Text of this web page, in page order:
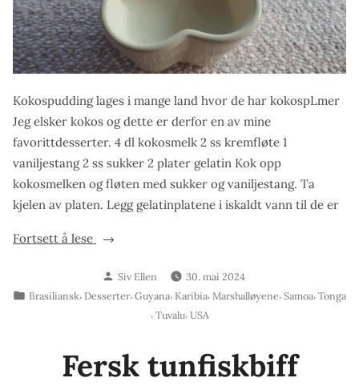
Kokospudding lages i mange land hvor de har kokospLmer
Jeg elsker kokos og dette er derfor en av mine
favorittdesserter. 4 dl kokosmelk 2 ss kremfløte 1
vaniljestang 2 ss sukker 2 plater gelatin Kok opp
kokosmelken og fløten med sukker og vaniljestang. Ta
kjelen av platen. Legg gelatinplatene i iskaldt vann til de er
Fortsett å lese «Kokospudding»
Skrevet
av
Siv Ellen
30. mai 2024
Publisert
Brasiliansk, Desserter,Guyana, Karibia, Marshalløyene,Samoa,Tonga
, Tuvalu, USA
Fersk tunfiskbiff